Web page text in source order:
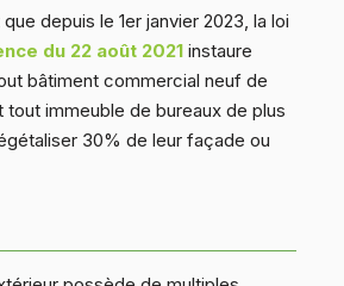
depuis le 1er janvier 2023, la loi
du 22 août 2021 instaure
bâtiment commercial neuf de
tout immeuble de bureaux de plus
30% de leur façade ou